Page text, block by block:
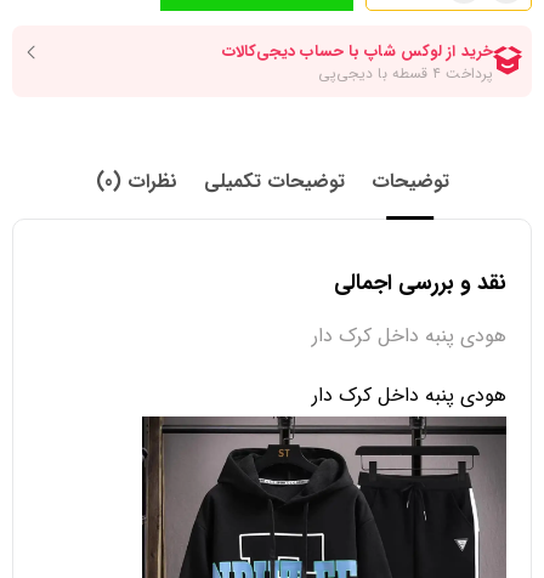
توضیحات توضیحات تکمیلی نظرات (0)
نقد و بررسی اجمالی
هودی پنبه داخل کرک دار
هودی پنبه داخل کرک دار